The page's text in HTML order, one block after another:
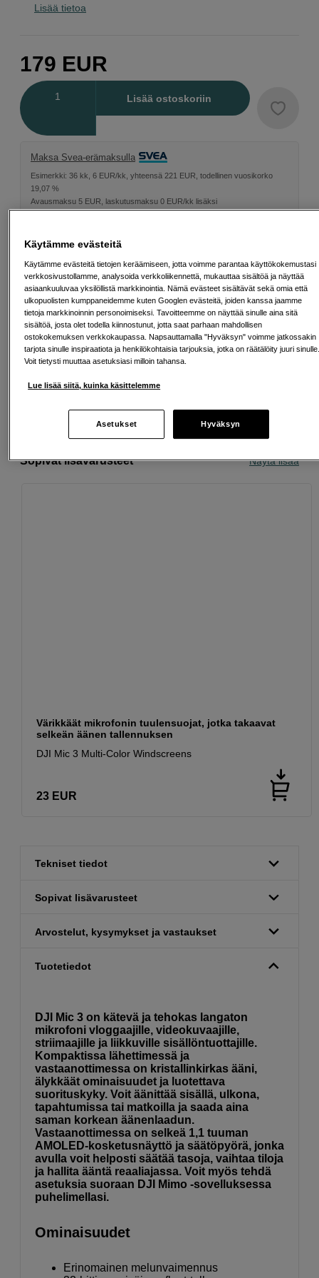
Lisää tietoa
179 EUR
Lisää ostoskoriin
Maksa Svea-erämaksulla
Esimerkki: 36 kk, 6 EUR/kk, yhteensä 221 EUR, todellinen vuosikorko
19,07 %
Avausmaksu 5 EUR, laskutusmaksu 0 EUR/kk lisäksi
liittymien tekemistä ja uusien lainojen saamista. Apua saat kuntasi talous- ja
välilehteen)
Ilmainen toimitus yli 200 EUR ostoksille
Osta nyt ja maksa myöhemmin
Sopivat lisävarusteet Näytä lisää
Värikkäät mikrofonin tuulensuojat, jotka takaavat
selkeän äänen tallennuksen
DJI Mic 3 Multi-Color Windscreens
23 EUR
Tekniset tiedot
Sopivat lisävarusteet
Arvostelut, kysymykset ja vastaukset
Tuotetiedot
DJI Mic 3 on kätevä ja tehokas langaton
mikrofoni vloggaajille, videokuvaajille,
striimaajille ja liikkuville sisällöntuottajille.
Kompaktissa lähettimessä ja
vastaanottimessa on kristallinkirkas ääni,
älykkäät ominaisuudet ja luotettava
suorituskyky. Voit äänittää sisällä, ulkona,
tapahtumissa tai matkoilla ja saada aina
saman korkean äänenlaadun.
Vastaanottimessa on selkeä 1,1 tuuman
AMOLED-kosketusnäyttö ja säätöpyörä, jonka
avulla voit helposti säätää tasoja, vaihtaa tiloja
ja hallita ääntä reaaliajassa. Voit myös tehdä
asetuksia suoraan DJI Mimo -sovelluksessa
puhelimellasi.
Ominaisuudet
Erinomainen melunvaimennus
Käytämme evästeitä
Käytämme evästeitä tietojen keräämiseen, jotta voimme parantaa käyttökokemustasi
verkkosivustollamme, analysoida verkkoliikennettä, mukauttaa sisältöä ja näyttää
asiaankuuluvaa yksilöllistä markkinointia. Nämä evästeet sisältävät sekä omia että
ulkopuolisten kumppaneidemme kuten Googlen evästeitä, joiden kanssa jaamme
tietoja markkinoinnin personoimiseksi. Tavoitteemme on näyttää sinulle aina sitä
sisältöä, josta olet todella kiinnostunut, jotta saat parhaan mahdollisen
ostokokemuksen verkkokaupassa. Napsauttamalla "Hyväksyn" voimme jatkossakin
tarjota sinulle inspiraatiota ja henkilökohtaisia tarjouksia, jotka on räätälöity juuri
Voit tietysti muuttaa asetuksiasi milloin tahansa.
Lue lisää siitä, kuinka käsittelemme
Asetukset Hyväksyn